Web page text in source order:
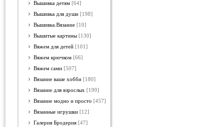
Вышивка детям [64]
Вышивка для души [198]
Вышивка.Вязание [10]
Вышитые картины [130]
Вяжем для детей [101]
Вяжем крючком [66]
Вяжем сами [507]
Вязание ваше хобби [180]
Вязание для взрослых [199]
Вязание модно и просто [457]
Вязанные игрушки [12]
Галерия Бродерия [47]